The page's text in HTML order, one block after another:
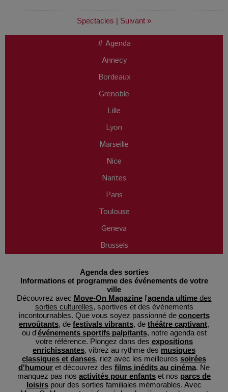
Spectacles | Suivant »
# Agenda
Annecy
Bordeaux
Grenoble
Lille
Lyon
Marseille
Nice
Nantes
Paris
Toulouse
Geneva
Brussels
Agenda des sorties
Informations et programme des événements de votre
ville
Découvrez avec Move-On Magazinel'agenda ultimedes
sorties culturelles, sportives et des événements
incontournables. Que vous soyez passionné de concerts
envoûtants, de festivals vibrants, de théâtre captivant,
ou d'événements sportifs palpitants, notre agenda est
votre référence. Plongez dans des expositions
enrichissantes, vibrez au rythme des musiques
classiques et danses, riez avec les meilleures soirées
d'humour et découvrez des films inédits au cinéma. Ne
manquez pas nos activités pour enfants et nos parcs de
loisirs pour des sorties familiales mémorables. Avec